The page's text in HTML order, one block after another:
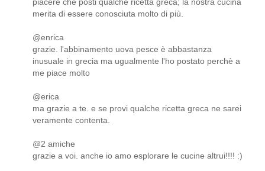
merita di essere conosciuta molto di più.
@enrica
grazie. l'abbinamento uova pesce è abbastanza
inusuale in grecia ma ugualmente l'ho postato perchè a
me piace molto
@erica
ma grazie a te. e se provi qualche ricetta greca ne sarei
veramente contenta.
@2 amiche
grazie a voi. anche io amo esplorare le cucine altrui!!!! :)